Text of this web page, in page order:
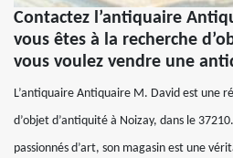
Contactez l’antiquaire
vous êtes à la recherche
vous voulez vendre une
L’antiquaire Antiquaire M. David est une
d’objet d’antiquité à Noizay, dans le
passionnés d’art, son magasin est une